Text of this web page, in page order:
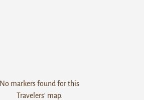
No markers found for this
Travelers' map.